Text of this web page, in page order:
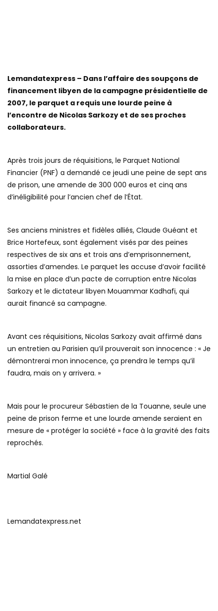
Lemandatexpress – Dans l’affaire des soupçons de
financement libyen de la campagne présidentielle de
2007, le parquet a requis une lourde peine à
l’encontre de Nicolas Sarkozy et de ses proches
collaborateurs.
Après trois jours de réquisitions, le Parquet National
Financier (PNF) a demandé ce jeudi une peine de sept ans
de prison, une amende de 300 000 euros et cinq ans
d’inéligibilité pour l’ancien chef de l’État.
Ses anciens ministres et fidèles alliés, Claude Guéant et
Brice Hortefeux, sont également visés par des peines
respectives de six ans et trois ans d’emprisonnement,
assorties d’amendes. Le parquet les accuse d’avoir facilité
la mise en place d’un pacte de corruption entre Nicolas
Sarkozy et le dictateur libyen Mouammar Kadhafi, qui
aurait financé sa campagne.
Avant ces réquisitions, Nicolas Sarkozy avait affirmé dans
un entretien au Parisien qu’il prouverait son innocence : « Je
démontrerai mon innocence, ça prendra le temps qu’il
faudra, mais on y arrivera. »
Mais pour le procureur Sébastien de la Touanne, seule une
peine de prison ferme et une lourde amende seraient en
mesure de « protéger la société » face à la gravité des faits
reprochés.
Martial Galé
Lemandatexpress.net